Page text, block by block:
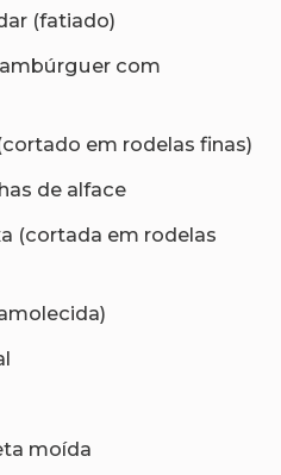
(fatiado)
com
em rodelas finas)
de alface
(cortada em rodelas
moída